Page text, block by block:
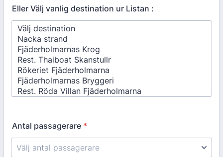
Eller Välj vanlig destination ur Listan :
Antal passagerare *